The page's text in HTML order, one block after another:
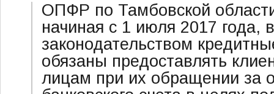
ОПФР по Тамбовской
начиная с 1 июля 2017 года,
законодательством
обязаны предоставлять
лицам при их обращении за